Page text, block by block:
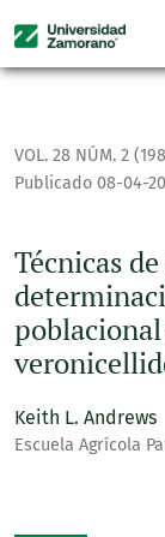
Técnicas de
VOL. 28 NÚM. 2
Técnicas
Publicado 08-04-
Keith L. Andrews
Escuela Agrícola